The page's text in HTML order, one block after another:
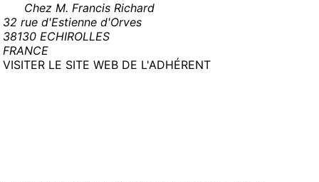
Chez M. Francis Richard
32 rue d'Estienne d'Orves
38130 ECHIROLLES
FRANCE
VISITER LE SITE WEB DE L'ADHÉRENT(NOUVELLE